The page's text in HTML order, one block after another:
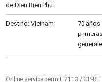
de Dien Bien Phu
Destino: Vietnam
70 años
Online service permit: 2113 / GP-